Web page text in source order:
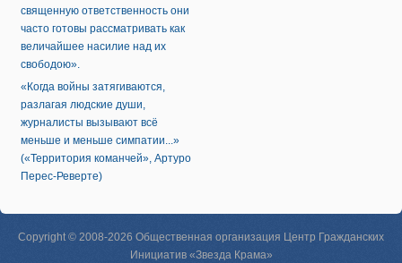
священную ответственность они
часто готовы рассматривать как
величайшее насилие над их
свободою».
«Когда войны затягиваются,
разлагая людские души,
журналисты вызывают всё
меньше и меньше симпатии...»
(«Территория команчей», Артуро
Перес-Реверте)
Copyright © 2008-2026 Общественная организация Центр Гражданских
Инициатив «Звезда Крама»